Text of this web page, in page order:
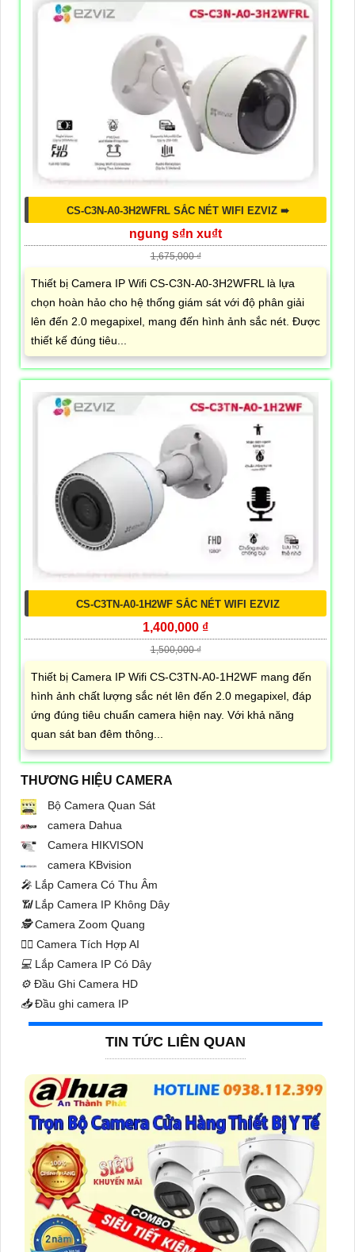
CS-C3N-A0-3H2WFRL SẮC NÉT WIFI EZVIZ ➠
ngung s₫n xu₫t
1,675,000 ₫
Thiết bị Camera IP Wifi CS-C3N-A0-3H2WFRL là lựa
chọn hoàn hảo cho hệ thống giám sát với độ phân giải
lên đến 2.0 megapixel, mang đến hình ảnh sắc nét. Được
thiết kế đúng tiêu...
CS-C3TN-A0-1H2WF SẮC NÉT WIFI EZVIZ
1,400,000 ₫
1,500,000 ₫
Thiết bị Camera IP Wifi CS-C3TN-A0-1H2WF mang đến
hình ảnh chất lượng sắc nét lên đến 2.0 megapixel, đáp
ứng đúng tiêu chuẩn camera hiện nay. Với khả năng
quan sát ban đêm thông...
THƯƠNG HIỆU CAMERA
Bộ Camera Quan Sát
camera Dahua
Camera HIKVISON
camera KBvision
️🎤️ Lắp Camera Có Thu Âm
📶Lắp Camera IP Không Dây
🕵️Camera Zoom Quang
🧛‍♀️ Camera Tích Hợp AI
💻 Lắp Camera IP Có Dây
⚙️ Đầu Ghi Camera HD
📥Đầu ghi camera IP
TIN TỨC LIÊN QUAN